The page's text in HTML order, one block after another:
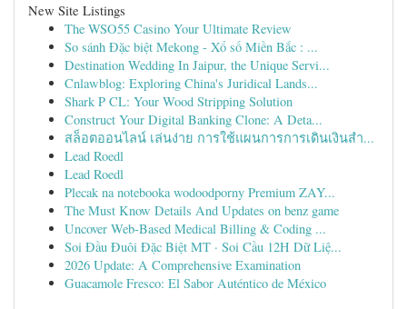
New Site Listings
The WSO55 Casino Your Ultimate Review
So sánh Đặc biệt Mekong - Xổ số Miền Bắc : ...
Destination Wedding In Jaipur, the Unique Servi...
Cnlawblog: Exploring China's Juridical Lands...
Shark P CL: Your Wood Stripping Solution
Construct Your Digital Banking Clone: A Deta...
สล็อตออนไลน์ เล่นง่าย การใช้แผนการการเดินเงินสำ...
Lead Roedl
Lead Roedl
Plecak na notebooka wodoodporny Premium ZAY...
The Must Know Details And Updates on benz game
Uncover Web-Based Medical Billing & Coding ...
Soi Đầu Đuôi Đặc Biệt MT · Soi Cầu 12H Dữ Liệ...
2026 Update: A Comprehensive Examination
Guacamole Fresco: El Sabor Auténtico de México